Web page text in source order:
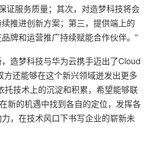
证服务质量；其次，对造梦科技将会
推进创新方案；第三，提供端上的
牌和运营推广持续赋能合作伙伴。”
造梦科技与华为云携手迈出了Cloud
方还能够在这个新兴领域迸发出更多
托技术上的沉淀和积累，希望能够联
新的机遇中找到各自的定位，发挥各
，在技术风口下书写企业的崭新未